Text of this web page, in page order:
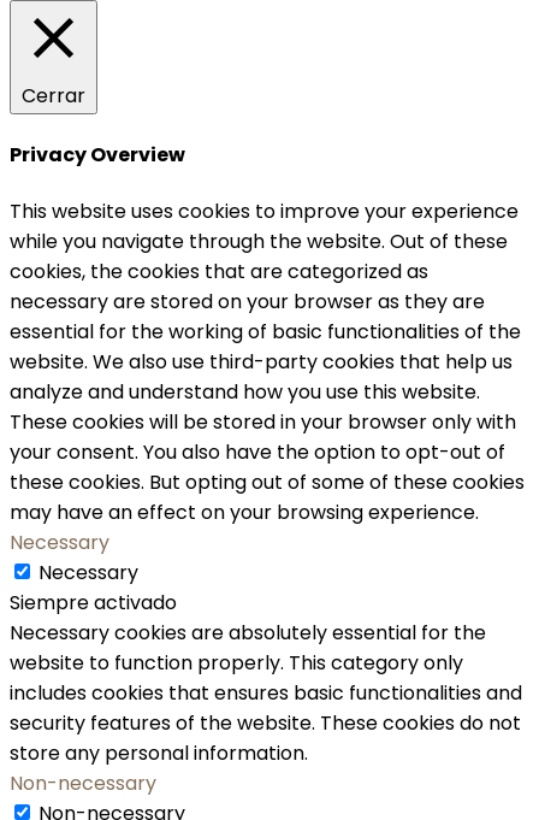
Cerrar
Privacy Overview
This website uses cookies to improve your experience
while you navigate through the website. Out of these
cookies, the cookies that are categorized as
necessary are stored on your browser as they are
essential for the working of basic functionalities of the
website. We also use third-party cookies that help us
analyze and understand how you use this website.
These cookies will be stored in your browser only with
your consent. You also have the option to opt-out of
these cookies. But opting out of some of these cookies
may have an effect on your browsing experience.
Necessary
Necessary
Siempre activado
Necessary cookies are absolutely essential for the
website to function properly. This category only
includes cookies that ensures basic functionalities and
security features of the website. These cookies do not
store any personal information.
Non-necessary
Non-necessary